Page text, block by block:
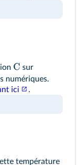
C sur
numériques.
ici .
température